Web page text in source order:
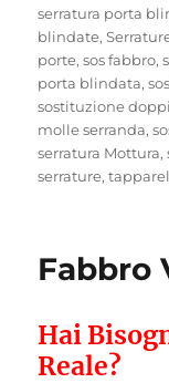
serratura porta
blindate,
porte,sos fabbro,
porta blindata,
sostituzione
molle serranda,
serratura Mottura,
serrature,
Fabbro
Hai
Reale?